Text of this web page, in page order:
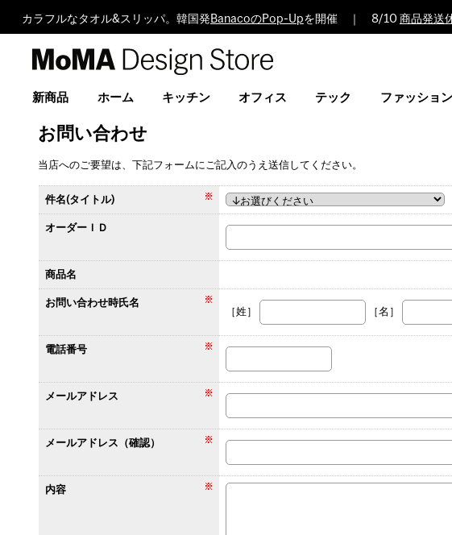
カラフルなタオル&スリッパ。韓国発 BanacoのPop-Upを開催 ｜ 8/10 商品発送
Design
新商品 ホーム キッチン オフィス テック ファッション
お問い合わせ
当店へのご要望は、下記フォームにご記入のうえ送信してください。
件名(タイトル)
オーダーＩＤ
商品名
お問い合わせ時氏名
［姓］
［名］
電話番号
メールアドレス
メールアドレス（確認）
内容